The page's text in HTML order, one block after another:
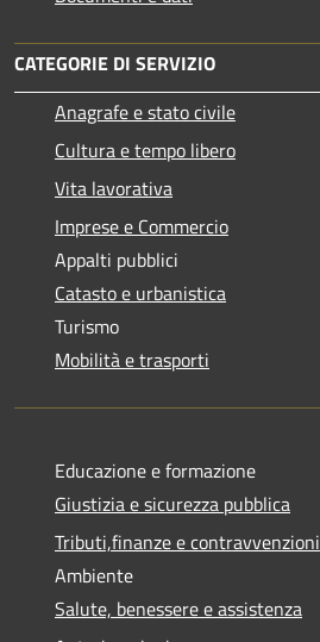
CATEGORIE DI SERVIZIO
Anagrafe e stato civile
Cultura e tempo libero
Vita lavorativa
Imprese e Commercio
Appalti pubblici
Catasto e urbanistica
Turismo
Mobilità e trasporti
Educazione e formazione
Giustizia e sicurezza pubblica
Tributi,finanze e contravvenzioni
Ambiente
Salute, benessere e assistenza